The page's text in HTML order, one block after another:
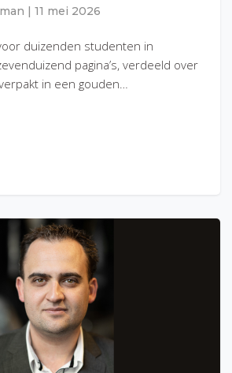
11 mei 2026
duizenden studenten in
pagina’s, verdeeld over
in een gouden…